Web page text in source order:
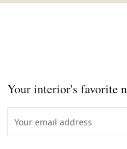
Your interior's favorite